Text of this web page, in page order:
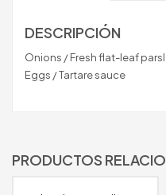
DESCRIPCIÓN
Onions / Fresh flat-leaf
Eggs / Tartare sauce
PRODUCTOS